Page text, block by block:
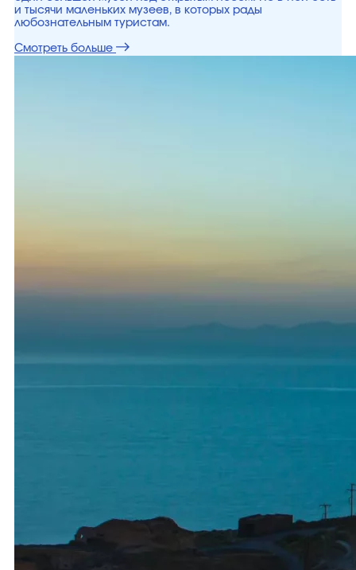
и тысячи маленьких музеев, в которых рады
любознательным туристам.
Смотреть больше